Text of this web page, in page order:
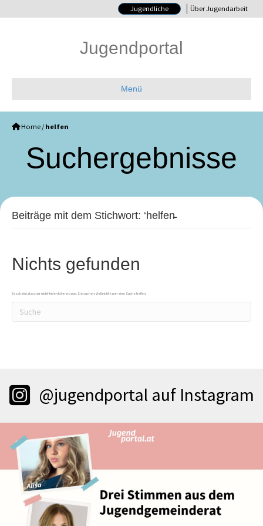
Jugendliche Über Jugendarbeit
Jugendportal
Menü
Home / helfen
Such­ergebnisse
Beiträge mit dem Stichwort: ‘helfen̵
Nichts gefunden
Es scheint, dass wir nicht finden können, was Sie suchen. Vielleicht kann eine Suche helfen.
@jugendportal auf Instagram